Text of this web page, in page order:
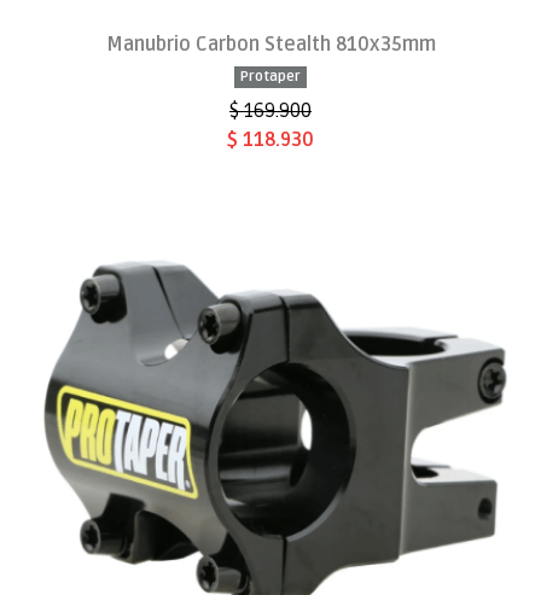
Manubrio Carbon Stealth 810x35mm
Protaper
$ 169.900
$ 118.930